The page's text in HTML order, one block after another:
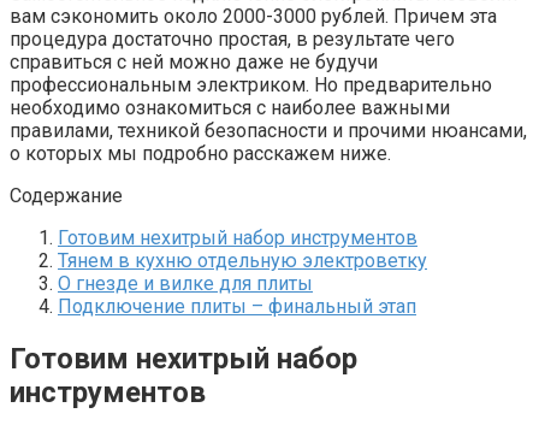
вам сэкономить около 2000-3000 рублей. Причем эта
процедура достаточно простая, в результате чего
справиться с ней можно даже не будучи
профессиональным электриком. Но предварительно
необходимо ознакомиться с наиболее важными
правилами, техникой безопасности и прочими нюансами,
о которых мы подробно расскажем ниже.
Содержание
Готовим нехитрый набор инструментов
Тянем в кухню отдельную электроветку
О гнезде и вилке для плиты
Подключение плиты – финальный этап
Готовим нехитрый набор
инструментов